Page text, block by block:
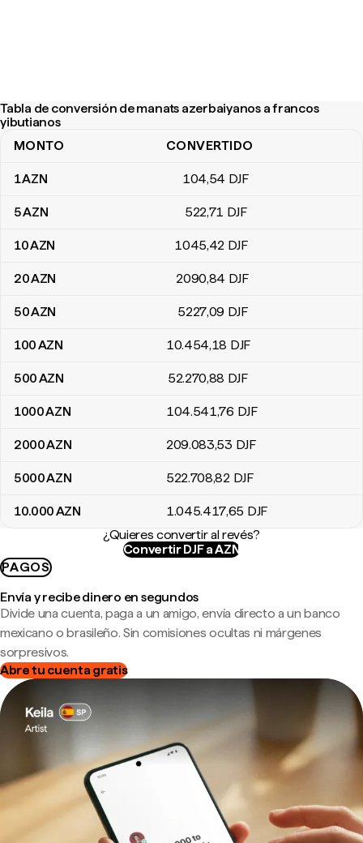
Tabla de conversión de manats azerbaiyanos a francos
yibutianos
Tabla de conversión de manats azerbaiyanos a francos
MONTO CONVERTIDO
1AZN 104,54 DJF
5AZN 522,71 DJF
10AZN 1045,42 DJF
20AZN 2090,84 DJF
50AZN 5227,09 DJF
100AZN 10.454,18 DJF
500AZN 52.270,88 DJF
1000AZN 104.541,76 DJF
2000AZN 209.083,53 DJF
5000AZN 522.708,82 DJF
10.000AZN 1.045.417,65 DJF
¿Quieres convertir al revés?
Convertir DJF a AZN
PAGOS
Envía y recibe dinero en segundos
Divide una cuenta, paga a un amigo, envía directo a un banco
mexicano o brasileño. Sin comisiones ocultas ni márgenes
sorpresivos.
Abre tu cuenta gratis